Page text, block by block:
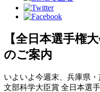
【全日本選手権
のご案内
いよいよ今週末、兵庫県
文部科学大臣賞 全日本選